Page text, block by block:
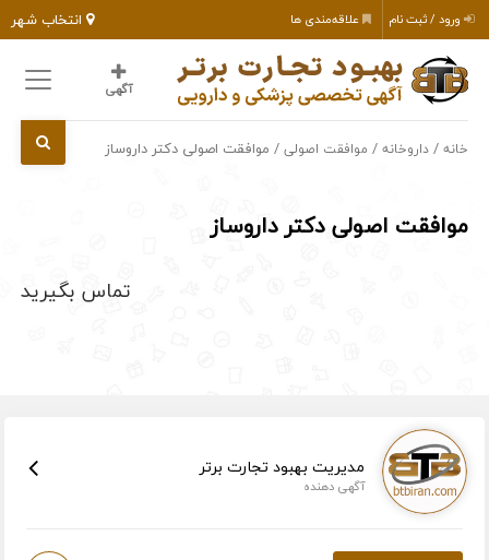
انتخاب شهر ورود / ثبت نام علاقه‌مندی ها
آگهی
خانه /داروخانه / موافقت اصولی / موافقت اصولی دکتر داروساز
موافقت اصولی دکتر داروساز
تماس بگیرید
مدیریت بهبود تجارت برتر
آگهی دهنده